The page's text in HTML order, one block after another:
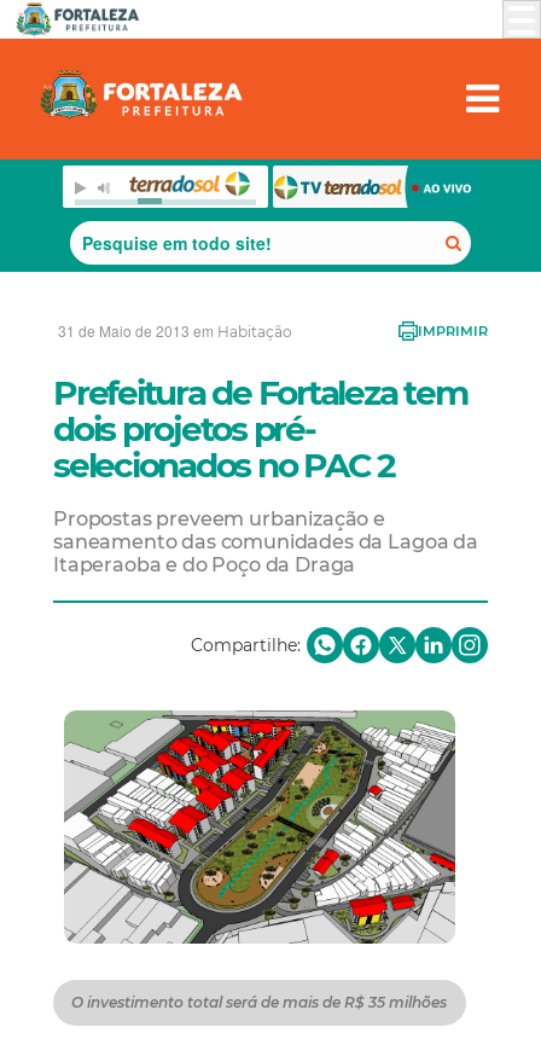
31 de Maio de 2013 em Habitação IMPRIMIR
Prefeitura de Fortaleza tem
dois projetos pré-
selecionados no PAC 2
Propostas preveem urbanização e
saneamento das comunidades da Lagoa da
Itaperaoba e do Poço da Draga
Compartilhe:
O investimento total será de mais de R$ 35 milhões